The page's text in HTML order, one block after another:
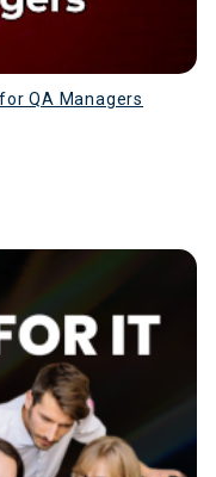
QA Managers